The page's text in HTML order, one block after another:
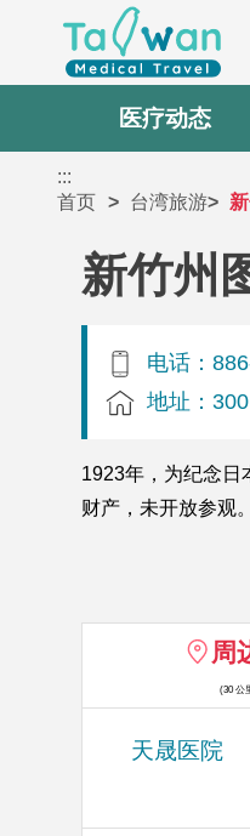
医疗动态
:::
首页
台湾旅游
新竹州
电话：
地址：
1923年，为纪念日
财产，未开放参观。
周
(30 公
天晟医院